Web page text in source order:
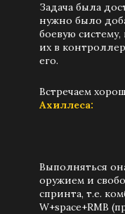
Задача была
нужно было
боевую
их в
его.
Встречаем
Ахиллеса:
Выполняться
оружием и
спринта, т.е.
W+space+RMB